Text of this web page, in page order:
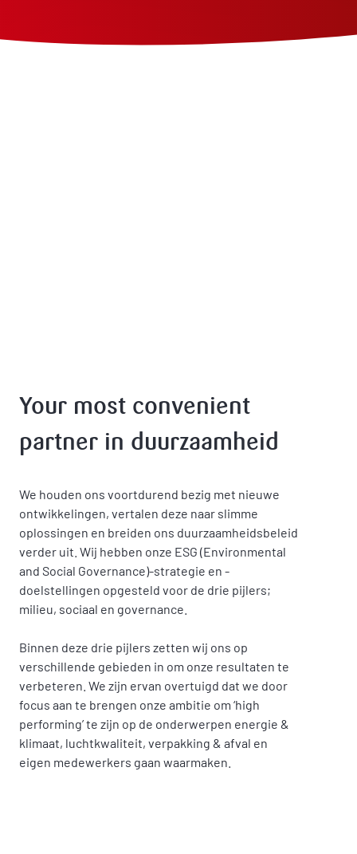
Your most convenient
partner in duurzaamheid
We houden ons voortdurend bezig met nieuwe
ontwikkelingen, vertalen deze naar slimme
oplossingen en breiden ons duurzaamheidsbeleid
verder uit. Wij hebben onze ESG (Environmental
and Social Governance)-strategie en -
doelstellingen opgesteld voor de drie pijlers;
milieu, sociaal en governance.
Binnen deze drie pijlers zetten wij ons op
verschillende gebieden in om onze resultaten te
verbeteren. We zijn ervan overtuigd dat we door
focus aan te brengen onze ambitie om ‘high
performing’ te zijn op de onderwerpen energie &
klimaat, luchtkwaliteit, verpakking & afval en
eigen medewerkers gaan waarmaken.